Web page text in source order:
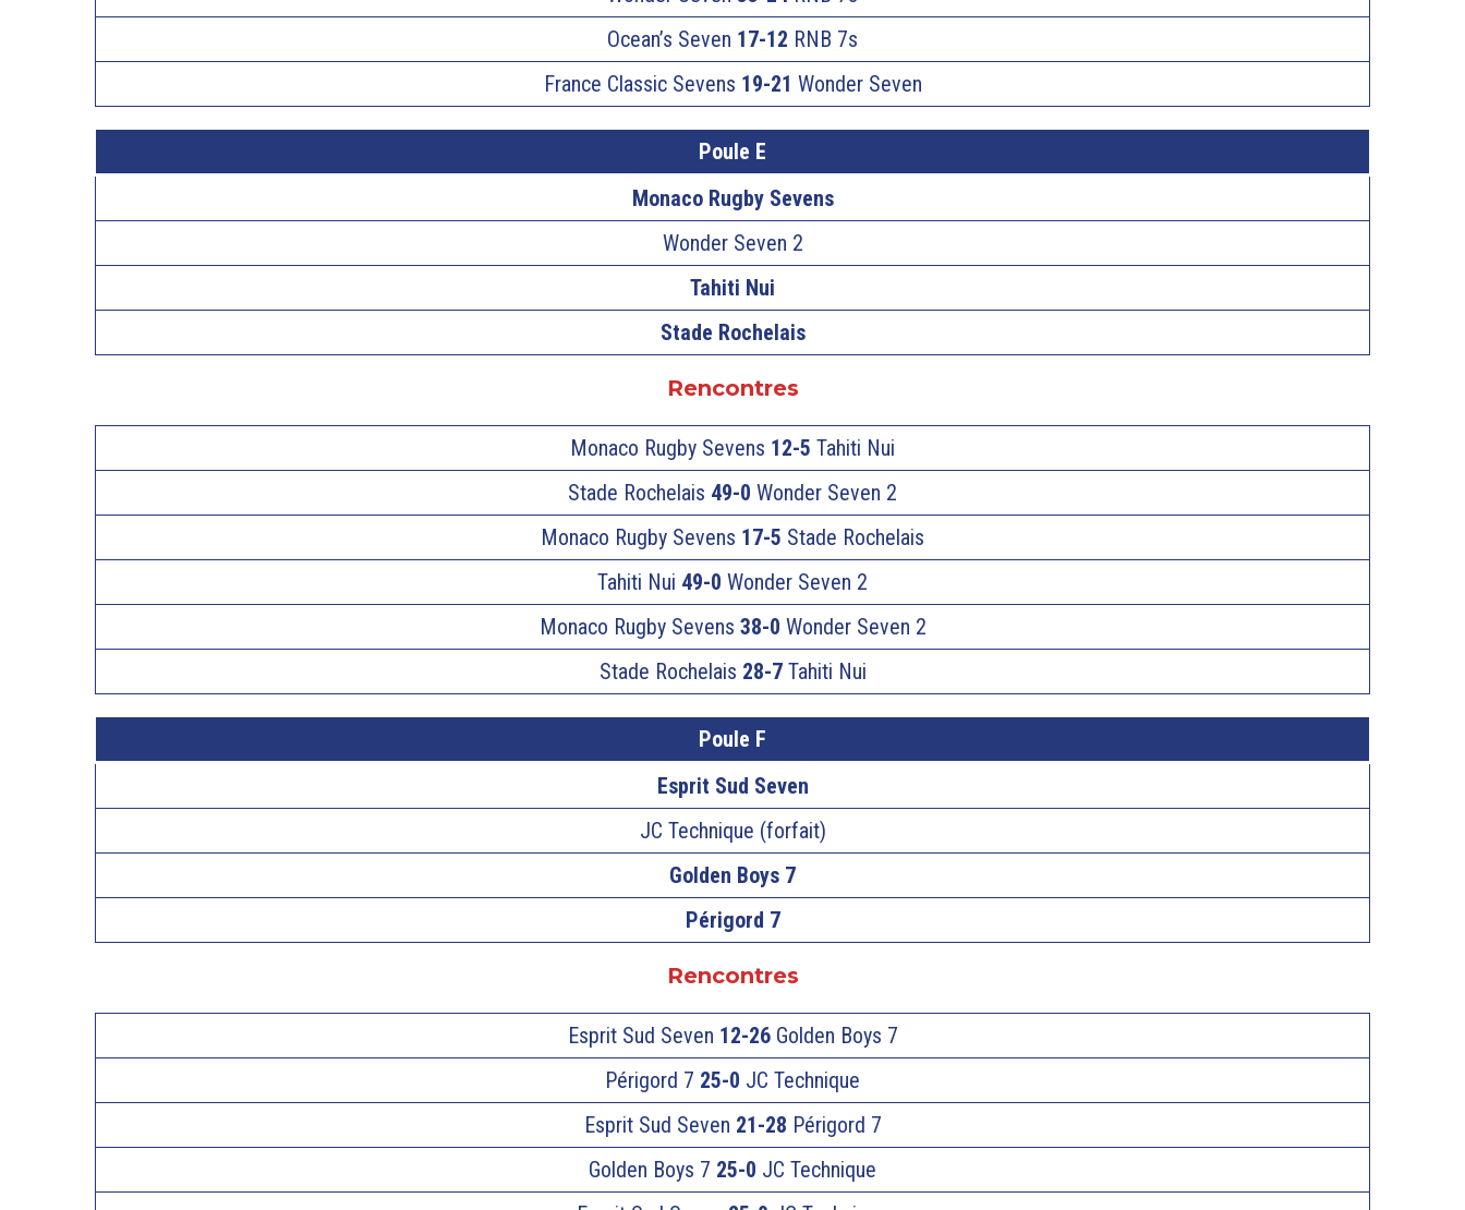
Ocean’s Seven 17-12 RNB 7s
France Classic Sevens 19-21 Wonder Seven
Poule E
Monaco Rugby Sevens
Wonder Seven 2
Tahiti Nui
Stade Rochelais
Rencontres
Monaco Rugby Sevens 12-5 Tahiti Nui
Stade Rochelais 49-0 Wonder Seven 2
Monaco Rugby Sevens 17-5 Stade Rochelais
Tahiti Nui 49-0 Wonder Seven 2
Monaco Rugby Sevens 38-0 Wonder Seven 2
Stade Rochelais 28-7Tahiti Nui
Poule F
Esprit Sud Seven
JC Technique (forfait)
Golden Boys 7
Périgord 7
Rencontres
Esprit Sud Seven 12-26Golden Boys 7
Périgord 7 25-0 JC Technique
Esprit Sud Seven 21-28 Périgord 7
Golden Boys 7 25-0 JC Technique